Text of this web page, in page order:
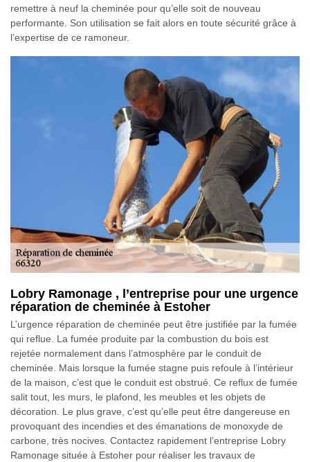
remettre à neuf la cheminée pour qu’elle soit de nouveau
performante. Son utilisation se fait alors en toute sécurité grâce à
l’expertise de ce ramoneur.
Lobry Ramonage , l’entreprise pour une urgence
réparation de cheminée à Estoher
L’urgence réparation de cheminée peut être justifiée par la fumée
qui reflue. La fumée produite par la combustion du bois est
rejetée normalement dans l’atmosphère par le conduit de
cheminée. Mais lorsque la fumée stagne puis refoule à l’intérieur
de la maison, c’est que le conduit est obstrué. Ce reflux de fumée
salit tout, les murs, le plafond, les meubles et les objets de
décoration. Le plus grave, c’est qu’elle peut être dangereuse en
provoquant des incendies et des émanations de monoxyde de
carbone, très nocives. Contactez rapidement l’entreprise Lobry
Ramonage située à Estoher pour réaliser les travaux de